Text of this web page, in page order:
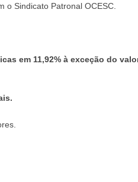
o Sindicato Patronal OCESC.
em 11,92% à exceção do